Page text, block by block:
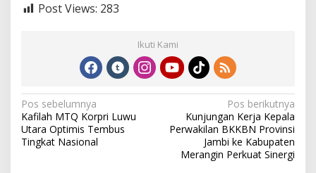
Post Views: 283
Ikuti Kami
N
a
v
Pos sebelumnya
Kafilah MTQ Korpri Luwu
Utara Optimis Tembus
Tingkat Nasional
Pos berikutnya
Kunjungan Kerja Kepala
Perwakilan BKKBN Provinsi
Jambi ke Kabupaten
Merangin Perkuat Sinergi